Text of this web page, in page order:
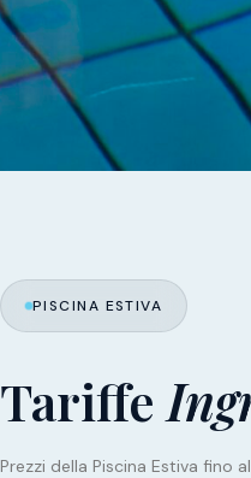
PISCINA ESTIVA
Tariffe
Prezzi della Piscina Estiva fino